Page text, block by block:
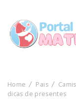
Home Pais
dicas de presentes